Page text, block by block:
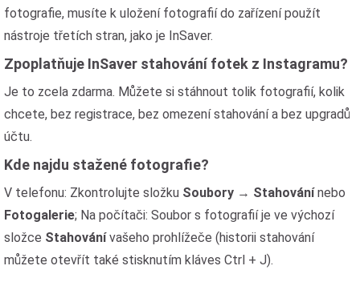
fotografie, musíte k uložení fotografií do zařízení použít
nástroje třetích stran, jako je InSaver.
Zpoplatňuje InSaver stahování fotek z Instagramu?
Je to zcela zdarma. Můžete si stáhnout tolik fotografií, kolik
chcete, bez registrace, bez omezení stahování a bez upgradů
účtu.
Kde najdu stažené fotografie?
V telefonu: Zkontrolujte složku Soubory → Stahovánínebo
Fotogalerie; Na počítači: Soubor s fotografií je ve výchozí
složce Stahovánívašeho prohlížeče (historii stahování
můžete otevřít také stisknutím kláves Ctrl + J).